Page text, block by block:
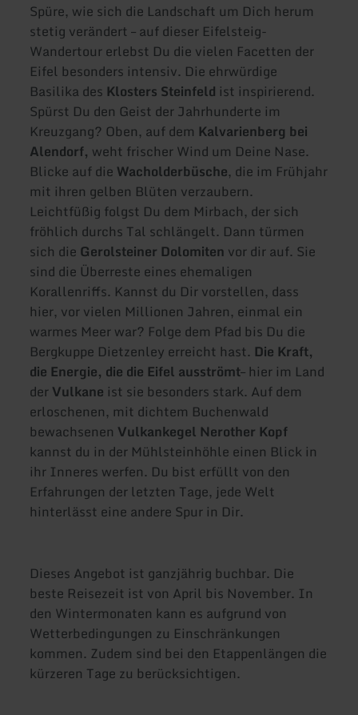
Spüre, wie sich die Landschaft um Dich herum
stetig verändert – auf dieser Eifelsteig-
Wandertour erlebst Du die vielen Facetten der
Eifel besonders intensiv. Die ehrwürdige
Basilika des Klosters Steinfeld ist inspirierend.
Spürst Du den Geist der Jahrhunderte im
Kreuzgang? Oben, auf dem Kalvarienberg bei
Alendorf, weht frischer Wind um Deine Nase.
Blicke auf die Wacholderbüsche, die im Frühjahr
mit ihren gelben Blüten verzaubern.
Leichtfüßig folgst Du dem Mirbach, der sich
fröhlich durchs Tal schlängelt. Dann türmen
sich die Gerolsteiner Dolomiten vor dir auf. Sie
sind die Überreste eines ehemaligen
Korallenriffs. Kannst du Dir vorstellen, dass
hier, vor vielen Millionen Jahren, einmal ein
warmes Meer war? Folge dem Pfad bis Du die
Bergkuppe Dietzenley erreicht hast. Die Kraft,
die Energie, die die Eifel ausströmt– hier im Land
derVulkane ist sie besonders stark. Auf dem
erloschenen, mit dichtem Buchenwald
bewachsenen Vulkankegel Nerother Kopf
kannst du in der Mühlsteinhöhle einen Blick in
ihr Inneres werfen. Du bist erfüllt von den
Erfahrungen der letzten Tage, jede Welt
hinterlässt eine andere Spur in Dir.
Dieses Angebot ist ganzjährig buchbar. Die
beste Reisezeit ist von April bis November. In
den Wintermonaten kann es aufgrund von
Wetterbedingungen zu Einschränkungen
kommen. Zudem sind bei den Etappenlängen die
kürzeren Tage zu berücksichtigen.